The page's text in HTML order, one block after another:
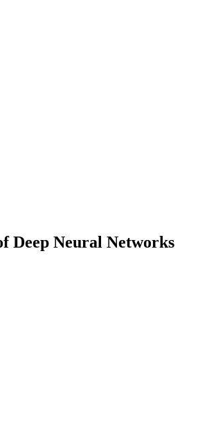
Deep Neural Networks